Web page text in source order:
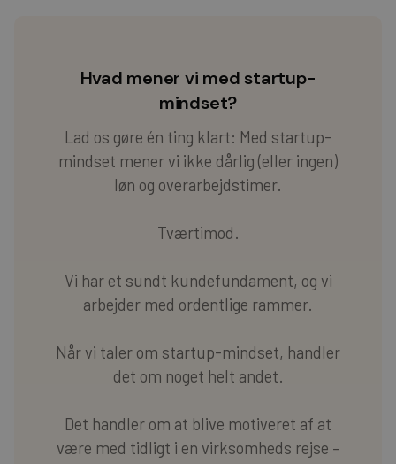
Hvad mener vi med startup-
mindset?
Lad os gøre én ting klart: Med startup-
mindset mener vi ikke dårlig (eller ingen)
løn og overarbejdstimer.
Tværtimod.
Vi har et sundt kundefundament, og vi
arbejder med ordentlige rammer.
Når vi taler om startup-mindset, handler
det om noget helt andet.
Det handler om at blive motiveret af at
være med tidligt i en virksomheds rejse –